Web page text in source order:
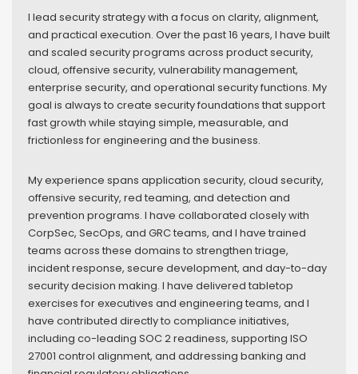
I lead security strategy with a focus on clarity, alignment,
and practical execution. Over the past 16 years, I have built
and scaled security programs across product security,
cloud, offensive security, vulnerability management,
enterprise security, and operational security functions. My
goal is always to create security foundations that support
fast growth while staying simple, measurable, and
frictionless for engineering and the business.
My experience spans application security, cloud security,
offensive security, red teaming, and detection and
prevention programs. I have collaborated closely with
CorpSec, SecOps, and GRC teams, and I have trained
teams across these domains to strengthen triage,
incident response, secure development, and day-to-day
security decision making. I have delivered tabletop
exercises for executives and engineering teams, and I
have contributed directly to compliance initiatives,
including co-leading SOC 2 readiness, supporting ISO
27001 control alignment, and addressing banking and